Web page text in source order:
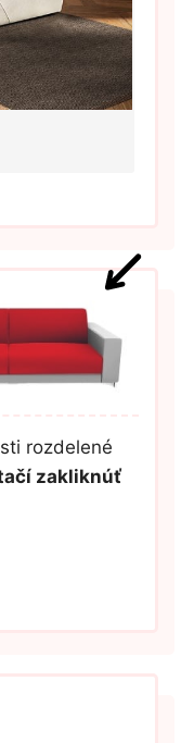
rozdelené
zakliknúť